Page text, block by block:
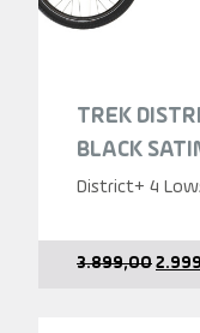
TREK
BLACK
District+ 4
3.899,00